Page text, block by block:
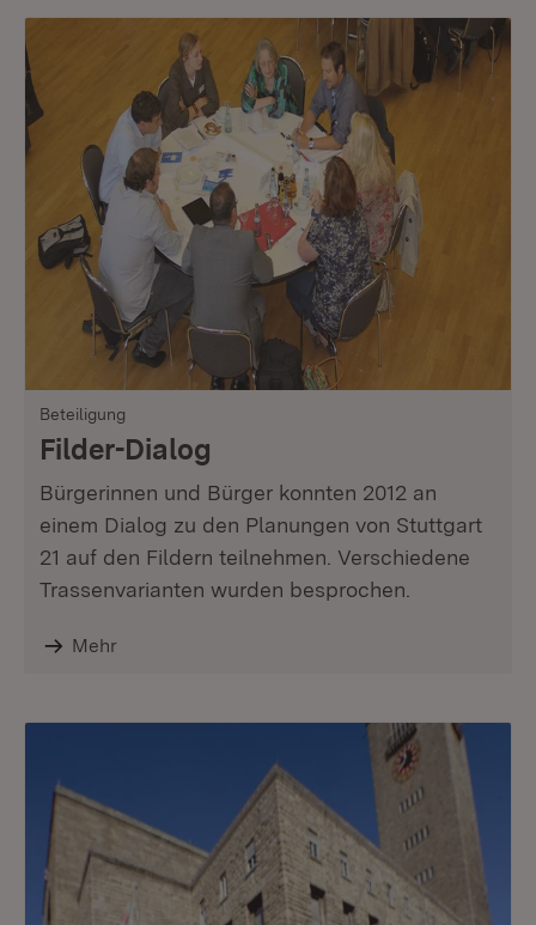
Beteiligung
Filder-Dialog
Bürgerinnen und Bürger konnten 2012 an
einem Dialog zu den Planungen von Stuttgart
21 auf den Fildern teilnehmen. Verschiedene
Trassenvarianten wurden besprochen.
Mehr